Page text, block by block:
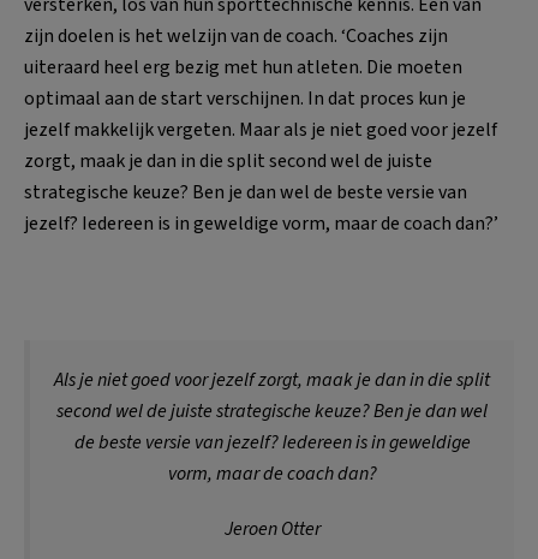
zijn doelen is het welzijn van de coach. ‘Coaches zijn
uiteraard heel erg bezig met hun atleten. Die moeten
optimaal aan de start verschijnen. In dat proces kun je
jezelf makkelijk vergeten. Maar als je niet goed voor jezelf
zorgt, maak je dan in die split second wel de juiste
strategische keuze? Ben je dan wel de beste versie van
jezelf? Iedereen is in geweldige vorm, maar de coach dan?’
Als je niet goed voor jezelf zorgt, maak je dan in die split
second wel de juiste strategische keuze? Ben je dan wel
de beste versie van jezelf? Iedereen is in geweldige
vorm, maar de coach dan?
Jeroen Otter